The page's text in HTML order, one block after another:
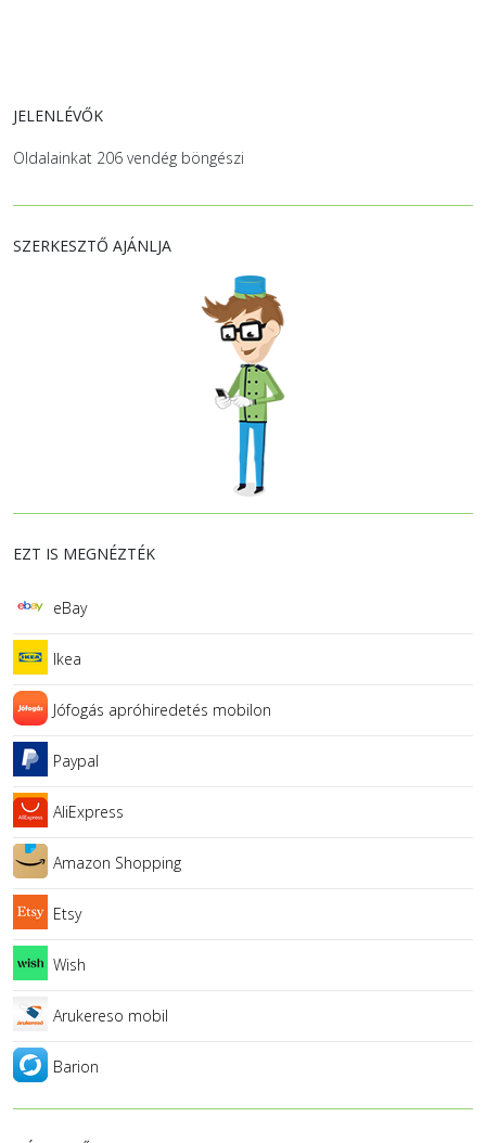
JELENLÉVŐK
Oldalainkat 206 vendég böngészi
SZERKESZTŐ AJÁNLJA
EZT IS MEGNÉZTÉK
eBay
Ikea
Jófogás apróhiredetés mobilon
Paypal
AliExpress
Amazon Shopping
Etsy
Wish
Arukereso mobil
Barion